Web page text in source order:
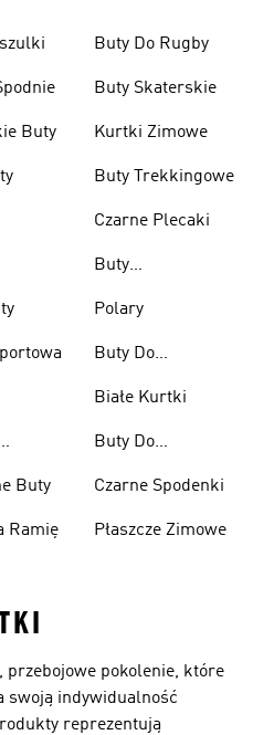
Buty
Buty
Ramię
Buty Do Rugby
Buty Skaterskie
Kurtki Zimowe
Buty Trekkingowe
Czarne Plecaki
Buty
Polary
Buty Do
Ciężarów
Białe Kurtki
Buty Do
Czarne Spodenki
Płaszcze Zimowe
przebojowe pokolenie, które
swoją indywidualność
reprezentują